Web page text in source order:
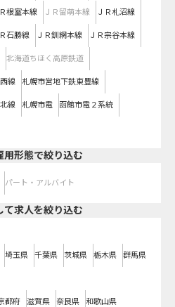
根室本線 ＪＲ留萌本線 ＪＲ札沼線
石勝線 ＪＲ釧網本線 ＪＲ宗谷本線
北海道ちほく高原鉄道
線 札幌市営地下鉄東豊線
線 札幌市電 函館市電２系統
用形態で絞り込む
パート・アルバイト
て求人を絞り込む
埼玉県 千葉県 茨城県 栃木県 群馬県
都府 滋賀県 奈良県 和歌山県